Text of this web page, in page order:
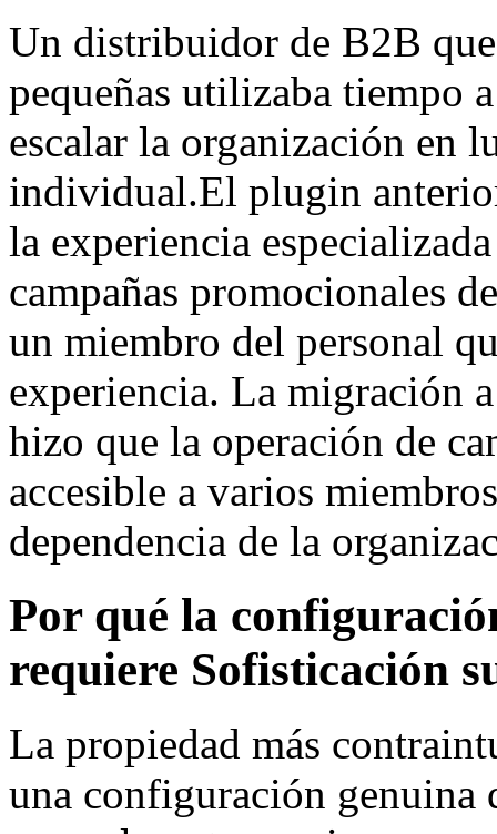
Un distribuidor de B2B
pequeñas utilizaba tiempo
escalar la organización en
individual.El plugin
la experiencia
campañas promocionales
un miembro del personal
experiencia. La migración
hizo que la operación de
accesible a varios
dependencia de la
Por qué la
requiere Sofisticación
La propiedad más
una configuración genuina